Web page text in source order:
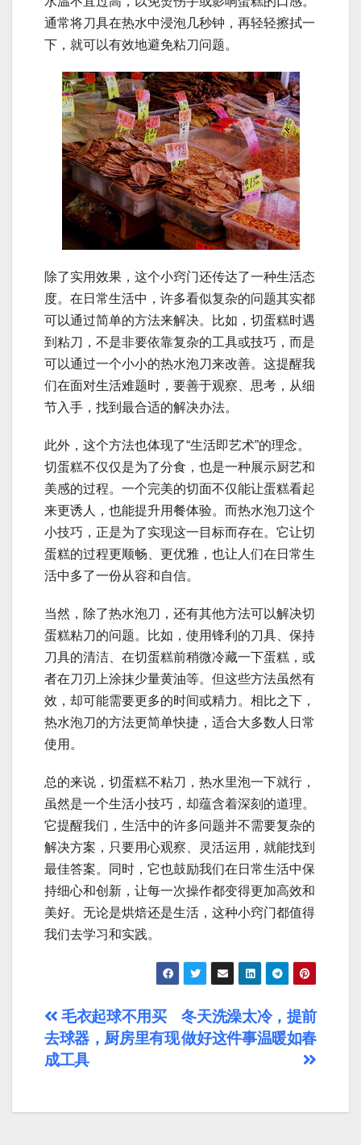
通常将刀具在热水中浸泡几秒钟，再轻轻擦拭一
下，就可以有效地避免粘刀问题。
除了实用效果，这个小窍门还传达了一种生活态
度。在日常生活中，许多看似复杂的问题其实都
可以通过简单的方法来解决。比如，切蛋糕时遇
到粘刀，不是非要依靠复杂的工具或技巧，而是
可以通过一个小小的热水泡刀来改善。这提醒我
们在面对生活难题时，要善于观察、思考，从细
节入手，找到最合适的解决办法。
此外，这个方法也体现了“生活即艺术”的理念。
切蛋糕不仅仅是为了分食，也是一种展示厨艺和
美感的过程。一个完美的切面不仅能让蛋糕看起
来更诱人，也能提升用餐体验。而热水泡刀这个
小技巧，正是为了实现这一目标而存在。它让切
蛋糕的过程更顺畅、更优雅，也让人们在日常生
活中多了一份从容和自信。
当然，除了热水泡刀，还有其他方法可以解决切
蛋糕粘刀的问题。比如，使用锋利的刀具、保持
刀具的清洁、在切蛋糕前稍微冷藏一下蛋糕，或
者在刀刃上涂抹少量黄油等。但这些方法虽然有
效，却可能需要更多的时间或精力。相比之下，
热水泡刀的方法更简单快捷，适合大多数人日常
使用。
总的来说，切蛋糕不粘刀，热水里泡一下就行，
虽然是一个生活小技巧，却蕴含着深刻的道理。
它提醒我们，生活中的许多问题并不需要复杂的
解决方案，只要用心观察、灵活运用，就能找到
最佳答案。同时，它也鼓励我们在日常生活中保
持细心和创新，让每一次操作都变得更加高效和
美好。无论是烘焙还是生活，这种小窍门都值得
我们去学习和实践。
文
章
航
冬天洗澡太冷，提前
做好这件事温暖如春
毛衣起球不用买
去球器，厨房里有现
成工具